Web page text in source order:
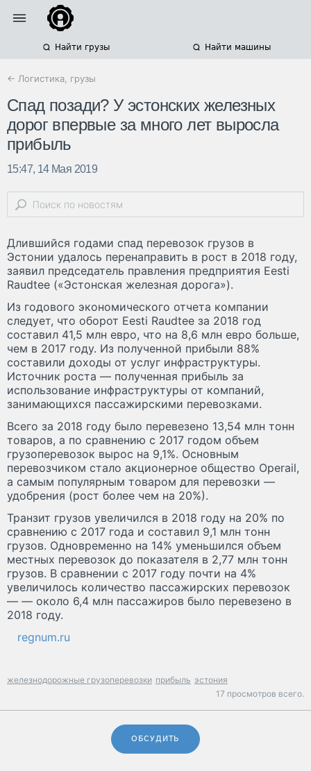
Найти грузы Найти машины
← Логистика, грузы
Спад позади? У эстонских железных
дорог впервые за много лет выросла
прибыль
15:47, 14 Мая 2019
Длившийся годами спад перевозок грузов в
Эстонии удалось перенаправить в рост в 2018 году,
заявил председатель правления предприятия Eesti
Raudtee («Эстонская железная дорога»).
Из годового экономического отчета компании
следует, что оборот Eesti Raudtee за 2018 год
составил 41,5 млн евро, что на 8,6 млн евро больше,
чем в 2017 году. Из полученной прибыли 88%
составили доходы от услуг инфраструктуры.
Источник роста — полученная прибыль за
использование инфраструктуры от компаний,
занимающихся пассажирскими перевозками.
Всего за 2018 году было перевезено 13,54 млн тонн
товаров, а по сравнению с 2017 годом объем
грузоперевозок вырос на 9,1%. Основным
перевозчиком стало акционерное общество Operail,
а самым популярным товаром для перевозки —
удобрения (рост более чем на 20%).
Транзит грузов увеличился в 2018 году на 20% по
сравнению с 2017 года и составил 9,1 млн тонн
грузов. Одновременно на 14% уменьшился объем
местных перевозок до показателя в 2,77 млн тонн
грузов. В сравнении с 2017 году почти на 4%
увеличилось количество пассажирских перевозок
— — около 6,4 млн пассажиров было перевезено в
2018 году.
regnum.ru
железнодорожные грузоперевозки прибыль эстония
17 просмотров всего.
ОБСУДИТЬ